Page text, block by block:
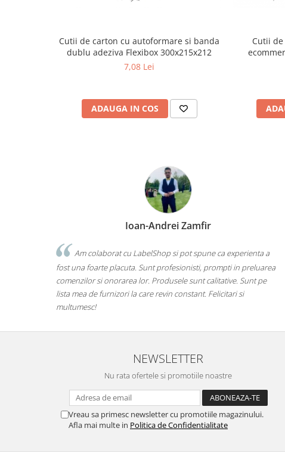
Cutii de carton cu autoformare si banda
dublu adeziva Flexibox 300x215x212
7,08 Lei
ADAUGA IN COS
Cutii
Ioan-Andrei Zamfir
Am colaborat cu LabelShop si pot spune ca experienta a
fost una foarte placuta. Sunt profesionisti, prompti in preluarea
comenzilor si onorarea lor. Produsele sunt calitative. Sunt pe
lista mea de furnizori la care revin constant. Felicitari si
multumesc!
NEWSLETTER
Nu rata ofertele si promotiile noastre
Vreau sa primesc newsletter cu promotiile magazinului.
Afla mai multe in Politica de Confidentialitate